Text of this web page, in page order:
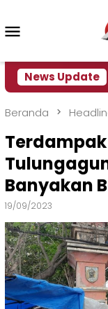
konten
News Update
Air Harga
Beranda
Banyakan
19/09/2023